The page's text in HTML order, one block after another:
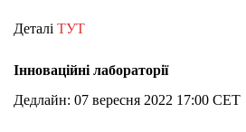
Деталі ТУТ
Інноваційні лабораторії
Дедлайн: 07 вересня 2022 17:00 CET